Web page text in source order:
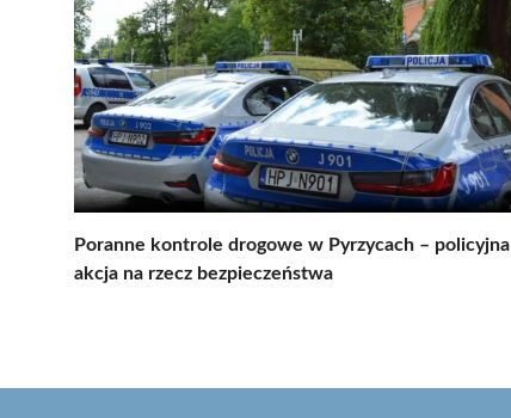
Poranne kontrole drogowe w Pyrzycach – policyjna
akcja na rzecz bezpieczeństwa